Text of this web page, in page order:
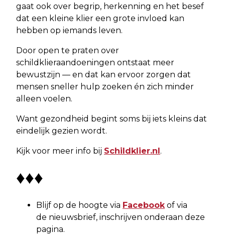
gaat ook over begrip, herkenning en het besef
dat een kleine klier een grote invloed kan
hebben op iemands leven.
Door open te praten over
schildklieraandoeningen ontstaat meer
bewustzijn — en dat kan ervoor zorgen dat
mensen sneller hulp zoeken én zich minder
alleen voelen.
Want gezondheid begint soms bij iets kleins dat
eindelijk gezien wordt.
Kijk voor meer info bij Schildklier.nl .
♦♦♦
Blijf op de hoogte via Facebookof via
de nieuwsbrief, inschrijven onderaan deze
pagina.